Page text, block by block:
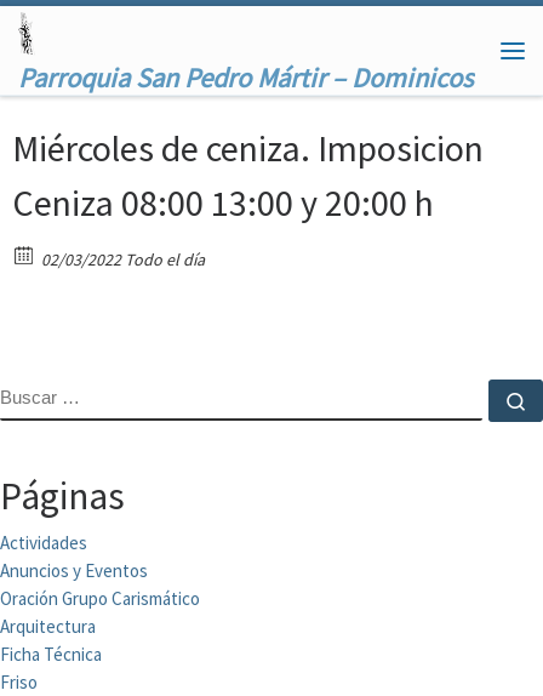
Parroquia San Pedro Mártir – Dominicos
Miércoles de ceniza. Imposicion
Ceniza 08:00 13:00 y 20:00 h
02/03/2022 Todo el día
BUSCAR
Páginas
Actividades
Anuncios y Eventos
Oración Grupo Carismático
Arquitectura
Ficha Técnica
Friso